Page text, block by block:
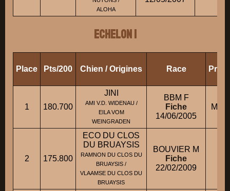
ALOHA
ECHELON 1
Place Pts/200 Chien / Origines Race
1 180.700
JINI
AMI V.D. WIDENAU /
EILA VOM
WEINGRADEN
BBM F
Fiche
14/06/2005
2 175.800
ECO DU CLOS
DU BRUAYSIS
RAMNON DU CLOS DU
BRUAYSIS /
VLAAMSE DU CLOS DU
BRUAYSIS
BOUVIER M
Fiche
22/02/2009